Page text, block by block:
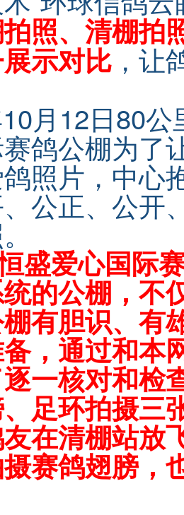
照、清棚拍
示对比，让
月12日80
鸽公棚为了
照片，中心
公正、公开
盛爱心国际
的公棚，不
有胆识、有
，通过和本
一核对和检
足环拍摄三
在清棚站放
赛鸽翅膀，